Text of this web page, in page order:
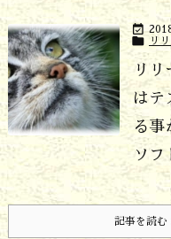

 リ
リ
はテ
る事
ソフ
記事を読む